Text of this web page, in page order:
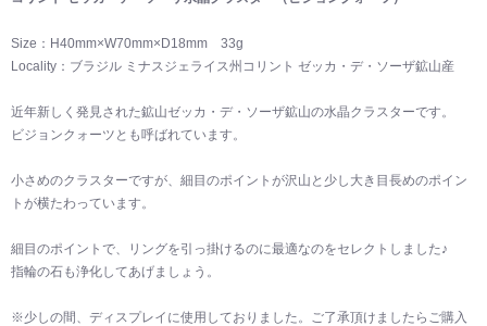
Size：H40mm×W70mm×D18mm 33g
Locality：ブラジル ミナスジェライス州コリント ゼッカ・デ・ソーザ鉱山産
近年新しく発見された鉱山ゼッカ・デ・ソーザ鉱山の水晶クラスターです。
ビジョンクォーツとも呼ばれています。
小さめのクラスターですが、細目のポイントが沢山と少し大き目長めのポイン
トが横たわっています。
細目のポイントで、リングを引っ掛けるのに最適なのをセレクトしました♪
指輪の石も浄化してあげましょう。
※少しの間、ディスプレイに使用しておりました。ご了承頂けましたらご購入